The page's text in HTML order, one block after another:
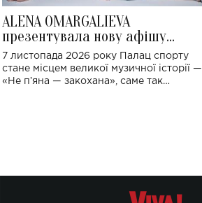
ALENA OMARGALIEVA
презентувала нову афішу
великого концерту в Палаці
спорту
7 листопада 2026 року Палац спорту
стане місцем великої музичної історії —
«Не пʼяна — закохана», саме так